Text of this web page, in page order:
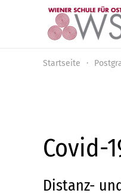
Zum Hauptinhalt
Startseite
Covid-
Distanz-